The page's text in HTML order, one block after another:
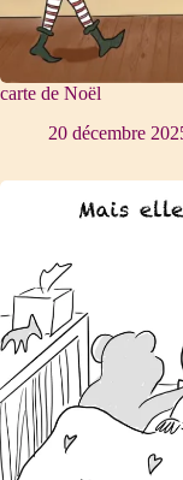
carte de Noël
20 décembre